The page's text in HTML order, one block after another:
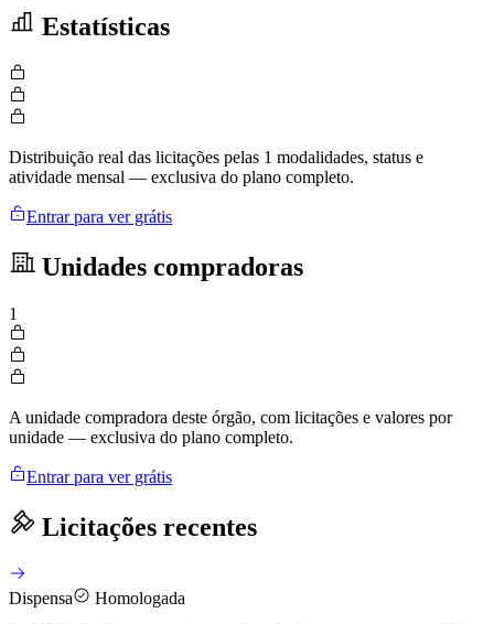
Estatísticas
Distribuição real das licitações pelas 1 modalidades, status e
atividade mensal — exclusiva do plano completo.
Entrar para ver grátis
Unidades compradoras
1
A unidade compradora deste órgão, com licitações e valores por
unidade — exclusiva do plano completo.
Entrar para ver grátis
Licitações recentes
Dispensa
Homologada